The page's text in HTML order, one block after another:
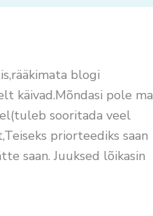
blogi
käivad.Mõndasi pole ma
sooritada veel
priorteediks saan
saan. Juuksed lõikasin